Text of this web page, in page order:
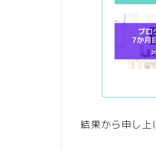
結果から申し上